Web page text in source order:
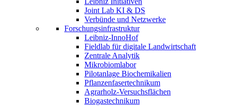
Joint Lab KI & DS
Verbünde und Netzwerke
Forschungsinfrastruktur
Leibniz-InnoHof
Fieldlab für digitale Landwirtschaft
Zentrale Analytik
Mikrobiomlabor
Pilotanlage Biochemikalien
Pflanzenfasertechnikum
Agrarholz-Versuchsflächen
Biogastechnikum